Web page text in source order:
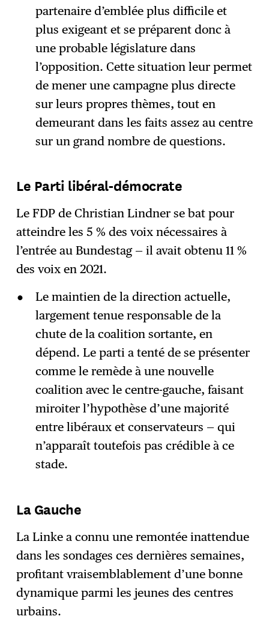
partenaire d’emblée plus difficile et
plus exigeant et se préparent donc à
une probable législature dans
l’opposition. Cette situation leur permet
de mener une campagne plus directe
sur leurs propres thèmes, tout en
demeurant dans les faits assez au centre
sur un grand nombre de questions.
Le Parti libéral-démocrate
Le FDP de Christian Lindner se bat pour
atteindre les 5 % des voix nécessaires à
l’entrée au Bundestag — il avait obtenu 11 %
des voix en 2021.
Le maintien de la direction actuelle,
largement tenue responsable de la
chute de la coalition sortante, en
dépend. Le parti a tenté de se présenter
comme le remède à une nouvelle
coalition avec le centre-gauche, faisant
miroiter l’hypothèse d’une majorité
entre libéraux et conservateurs — qui
n’apparaît toutefois pas crédible à ce
stade.
La Gauche
La Linke a connu une remontée inattendue
dans les sondages ces dernières semaines,
profitant vraisemblablement d’une bonne
dynamique parmi les jeunes des centres
urbains.